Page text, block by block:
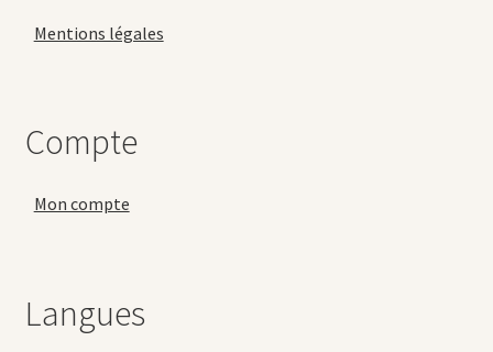
Mentions légales
Compte
Mon compte
Langues